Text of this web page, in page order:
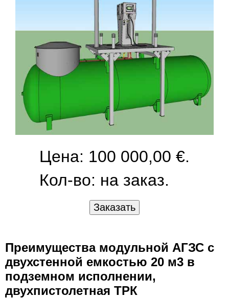
Цена: 100 000,00 €.
Кол-во: на заказ.
Преимущества модульной АГЗС с
двухстенной емкостью 20 м3 в
подземном исполнении,
двухпистолетная ТРК